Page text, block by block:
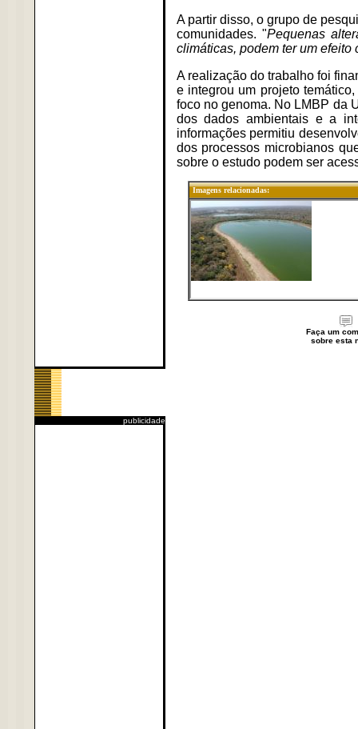
publicidade
A partir disso, o grupo de
comunidades. "Pequenas
climáticas, podem ter um
A realização do trabalho foi
e integrou um projeto
foco no genoma. No LMBP da
dos dados ambientais e a
informações permitiu
dos processos microbianos
sobre o estudo podem ser
Imagens relacionadas:
Faça um
sobre esta